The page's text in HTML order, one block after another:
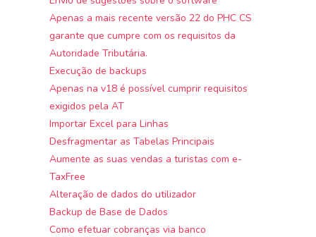
Apenas a mais recente versão 22 do PHC CS
garante que cumpre com os requisitos da
Autoridade Tributária.
Execução de backups
Apenas na v18 é possível cumprir requisitos
exigidos pela AT
Importar Excel para Linhas
Desfragmentar as Tabelas Principais
Aumente as suas vendas a turistas com e-
TaxFree
Alteração de dados do utilizador
Backup de Base de Dados
Como efetuar cobranças via banco